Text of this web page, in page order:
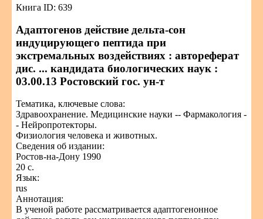
Книга ID: 639
Адаптогенов действие дельта-сон
индуцирующего пептида при
экстремальных воздействиях : автореферат
дис. ... кандидата биологических наук :
03.00.13 Ростовский гос. ун-т
Тематика, ключевые слова:
Здравоохранение. Медицинские науки -- Фармакология -
- Нейропротекторы.
Физиология человека и животных.
Сведения об издании:
Ростов-на-Дону 1990
20 с.
Язык:
rus
Аннотация:
В ученой работе рассматривается адаптогенонное